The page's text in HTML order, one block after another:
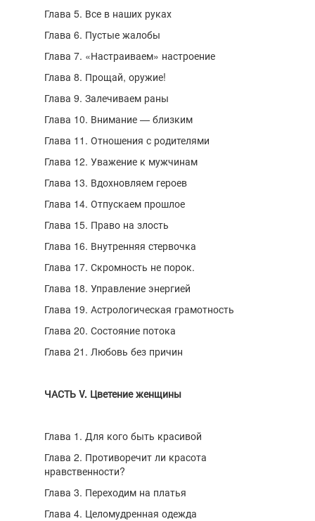
Глава 5. Все в наших руках
Глава 6. Пустые жалобы
Глава 7. «Настраиваем» настроение
Глава 8. Прощай, оружие!
Глава 9. Залечиваем раны
Глава 10. Внимание — близким
Глава 11. Отношения с родителями
Глава 12. Уважение к мужчинам
Глава 13. Вдохновляем героев
Глава 14. Отпускаем прошлое
Глава 15. Право на злость
Глава 16. Внутренняя стервочка
Глава 17. Скромность не порок.
Глава 18. Управление энергией
Глава 19. Астрологическая грамотность
Глава 20. Состояние потока
Глава 21. Любовь без причин
ЧАСТЬ V. Цветение женщины
Глава 1. Для кого быть красивой
Глава 2. Противоречит ли красота
нравственности?
Глава 3. Переходим на платья
Глава 4. Целомудренная одежда